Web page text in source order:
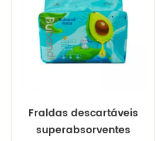
bebês, fraldas
descartáveis para
bebês
Fraldas descartáveis
superabsorventes